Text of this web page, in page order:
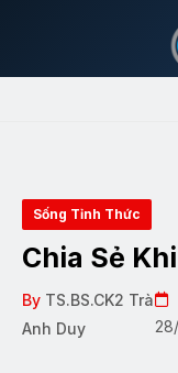
Sống Tỉnh Thức
Chia Sẻ
By TS.BS.CK2 Trà
Anh Duy